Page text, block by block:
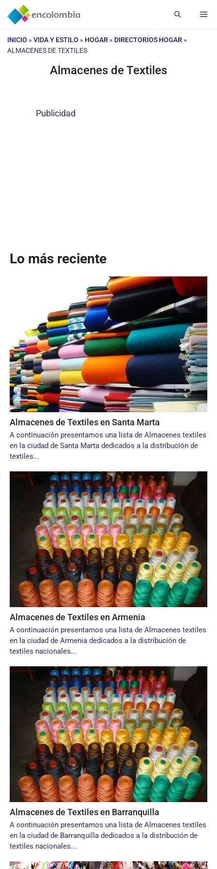
Saltar
INICIO » VIDA Y ESTILO » HOGAR » DIRECTORIOS HOGAR »
ALMACENES DE TEXTILES
Almacenes de Textiles
Publicidad
Lo más reciente
Almacenes de Textiles en Santa Marta
A continuación presentamos una lista de Almacenes textiles
en la ciudad de Santa Marta dedicados a la distribución de
textiles...
Almacenes de Textiles en Armenia
A continuación presentamos una lista de Almacenes textiles
en la ciudad de Armenia dedicados a la distribución de
textiles nacionales...
Almacenes de Textiles en Barranquilla
A continuación presentamos una lista de Almacenes textiles
en la ciudad de Barranquilla dedicados a la distribución de
textiles nacionales...